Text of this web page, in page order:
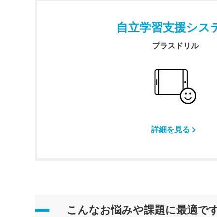
自立学習支援シス
プラスドリル
詳細を見る
こんなお悩みや課題に最適で